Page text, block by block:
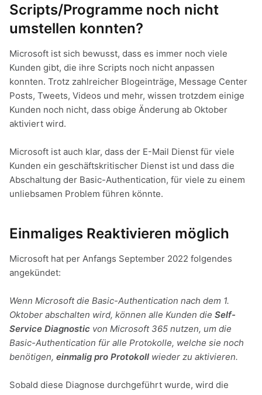
Scripts/Programme noch nicht
umstellen konnten?
Microsoft ist sich bewusst, dass es immer noch viele
Kunden gibt, die ihre Scripts noch nicht anpassen
konnten. Trotz zahlreicher Blogeinträge, Message Center
Posts, Tweets, Videos und mehr, wissen trotzdem einige
Kunden noch nicht, dass obige Änderung ab Oktober
aktiviert wird.
Microsoft ist auch klar, dass der E-Mail Dienst für viele
Kunden ein geschäftskritischer Dienst ist und dass die
Abschaltung der Basic-Authentication, für viele zu einem
unliebsamen Problem führen könnte.
Einmaliges Reaktivieren möglich
Microsoft hat per Anfangs September 2022 folgendes
angekündet:
Wenn Microsoft die Basic-Authentication nach dem 1.
Oktober abschalten wird, können alle Kunden die Self-
Service Diagnostic von Microsoft 365 nutzen, um die
Basic-Authentication für alle Protokolle, welche sie noch
benötigen, einmalig pro Protokoll wieder zu aktivieren.
Sobald diese Diagnose durchgeführt wurde, wird die